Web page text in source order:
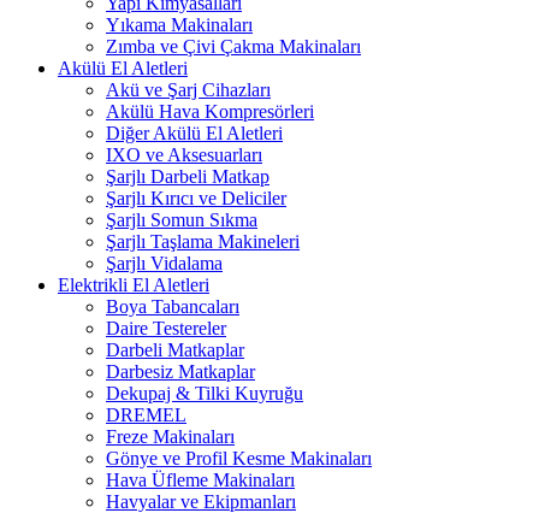
Yıkama Makinaları
Zımba ve Çivi Çakma Makinaları
Akülü El Aletleri
Akü ve Şarj Cihazları
Akülü Hava Kompresörleri
Diğer Akülü El Aletleri
IXO ve Aksesuarları
Şarjlı Darbeli Matkap
Şarjlı Kırıcı ve Deliciler
Şarjlı Somun Sıkma
Şarjlı Taşlama Makineleri
Şarjlı Vidalama
Elektrikli El Aletleri
Boya Tabancaları
Daire Testereler
Darbeli Matkaplar
Darbesiz Matkaplar
Dekupaj & Tilki Kuyruğu
DREMEL
Freze Makinaları
Gönye ve Profil Kesme Makinaları
Hava Üfleme Makinaları
Havyalar ve Ekipmanları